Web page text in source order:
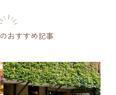
のおすすめ記事